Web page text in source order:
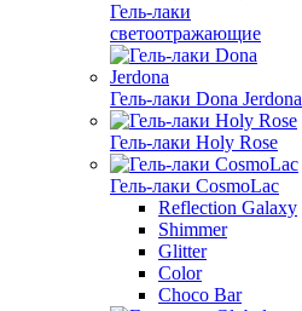
Гель-лаки
светоотражающие
Гель-лаки Dona Jerdona
Гель-лаки Holy Rose
Гель-лаки CosmoLac
Reflection Galaxy
Shimmer
Glitter
Color
Choco Bar